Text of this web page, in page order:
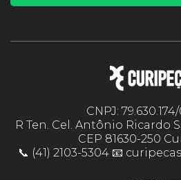
CNPJ:
R Ten. Cel. Antônio Ricardo
CEP 81630-250
📞 (41) 2103-5304 📧